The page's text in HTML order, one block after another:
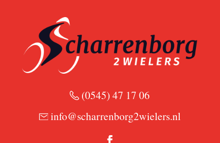
(0545) 47 17 06
info@scharrenborg2wielers.nl